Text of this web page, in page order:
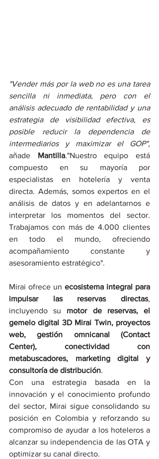
"Vender más por la web no es una tarea
sencilla ni inmediata, pero con el
análisis adecuado de rentabilidad y una
estrategia de visibilidad efectiva, es
posible reducir la dependencia de
intermediarios y maximizar el GOP",
añade Mantilla."Nuestro equipo está
compuesto en su mayoría por
especialistas en hotelería y venta
directa. Además, somos expertos en el
análisis de datos y en adelantarnos e
interpretar los momentos del sector.
Trabajamos con más de 4.000 clientes
en todo el mundo, ofreciendo
acompañamiento constante y
asesoramiento estratégico".
Mirai ofrece un ecosistema integral para
impulsar las reservas directas,
incluyendo su motor de reservas, el
gemelo digital 3D Mirai Twin, proyectos
web, gestión omnicanal (Contact
Center), conectividad con
metabuscadores, marketing digital y
consultoría de distribución.
Con una estrategia basada en la
innovación y el conocimiento profundo
del sector, Mirai sigue consolidando su
posición en Colombia y reforzando su
compromiso de ayudar a los hoteleros a
alcanzar su independencia de las OTA y
optimizar su canal directo.